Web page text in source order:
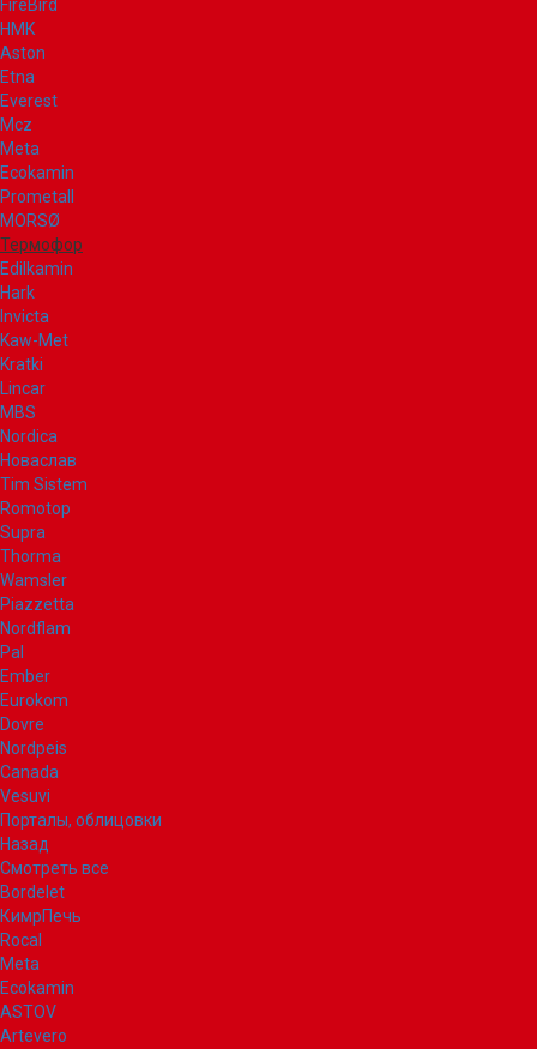
FireBird
НМК
Aston
Etna
Everest
Mcz
Meta
Ecokamin
Prometall
MORSØ
Термофор
Edilkamin
Hark
Invicta
Kaw-Met
Kratki
Lincar
MBS
Nordica
Новаслав
Tim Sistem
Romotop
Supra
Thorma
Wamsler
Piazzetta
Nordflam
Pal
Ember
Eurokom
Dovre
Nordpeis
Canada
Vesuvi
Порталы, облицовки
Назад
Смотреть все
Bordelet
КимрПечь
Rocal
Meta
Ecokamin
ASTOV
Artevero